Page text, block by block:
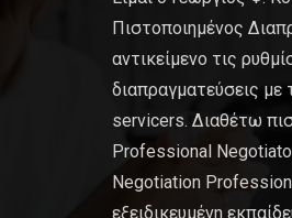
Πιστοποιημένος
αντικείμενο τις
διαπραγματεύσεις με
servicers. Διαθέτω
Professional
Negotiation
εξειδικευμένη